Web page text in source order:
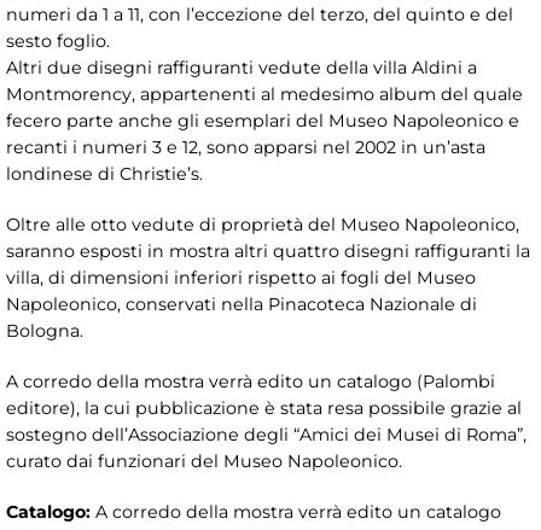
numeri da 1 a 11, con l’eccezione del terzo, del quinto e del
sesto foglio.
Altri due disegni raffiguranti vedute della villa Aldini a
Montmorency, appartenenti al medesimo album del quale
fecero parte anche gli esemplari del Museo Napoleonico e
recanti i numeri 3 e 12, sono apparsi nel 2002 in un’asta
londinese di Christie’s.
Oltre alle otto vedute di proprietà del Museo Napoleonico,
saranno esposti in mostra altri quattro disegni raffiguranti la
villa, di dimensioni inferiori rispetto ai fogli del Museo
Napoleonico, conservati nella Pinacoteca Nazionale di
Bologna.
A corredo della mostra verrà edito un catalogo (Palombi
editore), la cui pubblicazione è stata resa possibile grazie al
sostegno dell’Associazione degli “Amici dei Musei di Roma”,
curato dai funzionari del Museo Napoleonico.
Catalogo: A corredo della mostra verrà edito un catalogo